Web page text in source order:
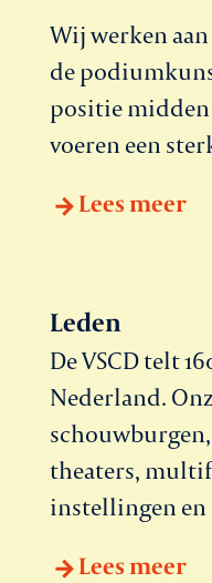
In gesprek
Vacatures
Contact
Wij werken
de
positie midden
voeren een
Lees meer
Leden
De VSCD telt
Nederland.
theaters,
instellingen en
Lees meer